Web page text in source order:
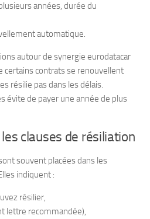
années, durée du
automatique.
autour de synergie eurodatacar
certains contrats se renouvellent
résilie pas dans les délais.
évite de payer une année de plus
clauses de résiliation
souvent placées dans les
indiquent :
résilier,
lettre recommandée),